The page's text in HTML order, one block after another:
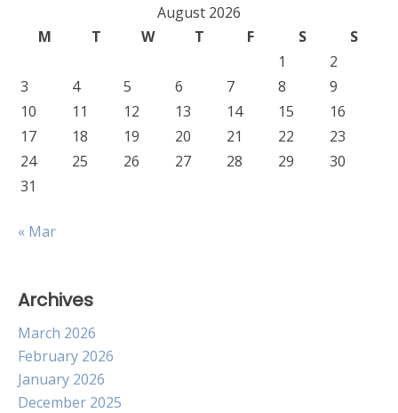
August 2026
M
T W T F S
S
1
2
3
4 5 6 7 8
9
10
11 12 13 14 15
16
17
18 19 20 21 22
23
24
25 26 27 28 29
30
31
« Mar
Archives
March 2026
February 2026
January 2026
December 2025